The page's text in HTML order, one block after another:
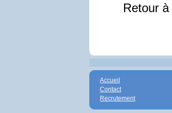
Retour
Accueil
Contact
Recrutement